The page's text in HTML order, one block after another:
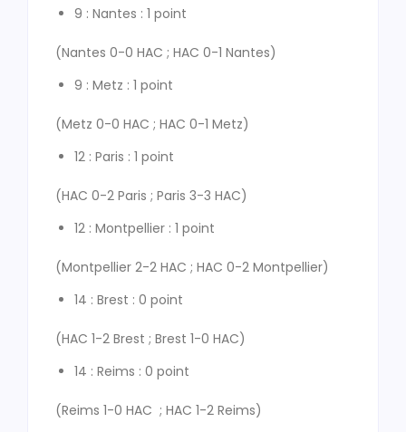
9 : Nantes : 1 point
(Nantes 0-0 HAC ; HAC 0-1 Nantes)
9 : Metz : 1 point
(Metz 0-0 HAC ; HAC 0-1 Metz)
12 : Paris : 1 point
(HAC 0-2 Paris ; Paris 3-3 HAC)
12 : Montpellier : 1 point
(Montpellier 2-2 HAC ; HAC 0-2 Montpellier)
14 : Brest : 0 point
(HAC 1-2 Brest ; Brest 1-0 HAC)
14 : Reims : 0 point
(Reims 1-0 HAC ; HAC 1-2 Reims)